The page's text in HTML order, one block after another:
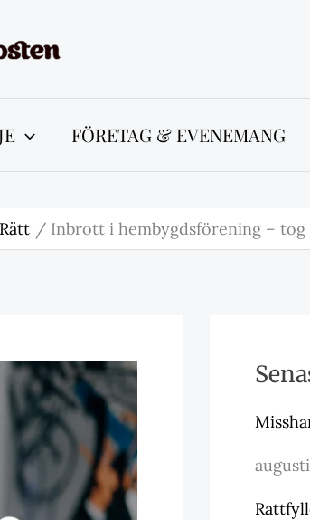
FÖRETAG & EVENEMANG
Inbrott i hembygdsförening – tog